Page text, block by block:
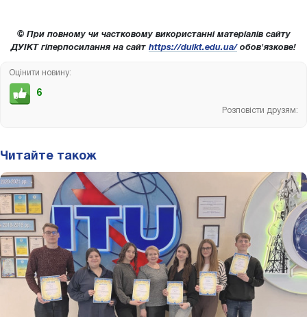
© При повному чи частковому використанні матеріалів сайту
ДУІКТ гіперпосилання на сайт https://duikt.edu.ua/обов'язкове!
Оцінити новину:
6
Розповісти друзям:
Читайте також